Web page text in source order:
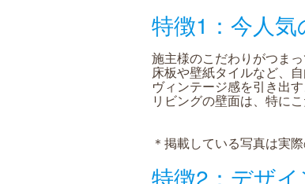
特徴1：今人
施主様のこだわりがつまっ
床板や壁紙タイルなど、
ヴィンテージ感を引き出
リビングの壁面は、特に
＊掲載している写真は実
特徴2：デザ